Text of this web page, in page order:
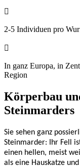

2-5 Individuen pro

In ganz Europa, in
Region
Körperbau
Steinmarders
Sie sehen ganz
Steinmarder: Ihr Fell
einen hellen, meist
als eine Hauskatze